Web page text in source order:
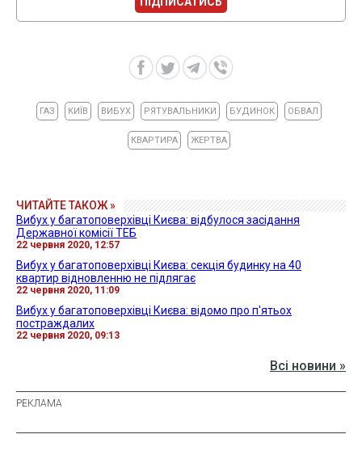
ГАЗ КИЇВ ВИБУХ РЯТУВАЛЬНИКИ БУДИНОК ОБВАЛ
КВАРТИРА ЖЕРТВА
ЧИТАЙТЕ ТАКОЖ »
Вибух у багатоповерхівці Києва: відбулося засідання
Державної комісії ТЕБ
22 червня 2020, 12:57
Вибух у багатоповерхівці Києва: секція будинку на 40
квартир відновленню не підлягає
22 червня 2020, 11:09
Вибух у багатоповерхівці Києва: відомо про п'ятьох
постраждалих
22 червня 2020, 09:13
Всі новини »